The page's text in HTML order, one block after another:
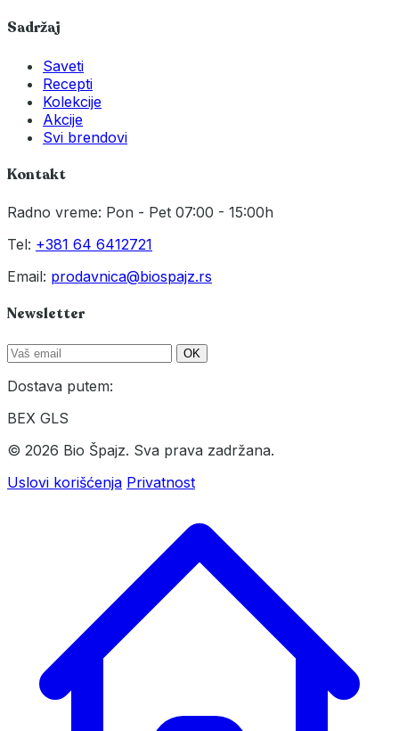
Sadržaj
Saveti
Recepti
Kolekcije
Akcije
Svi brendovi
Kontakt
Radno vreme: Pon - Pet 07:00 - 15:00h
Tel: +381 64 6412721
Email: prodavnica@biospajz.rs
Newsletter
OK
Dostava putem:
BEX GLS
© 2026 Bio Špajz. Sva prava zadržana.
Uslovi korišćenja Privatnost